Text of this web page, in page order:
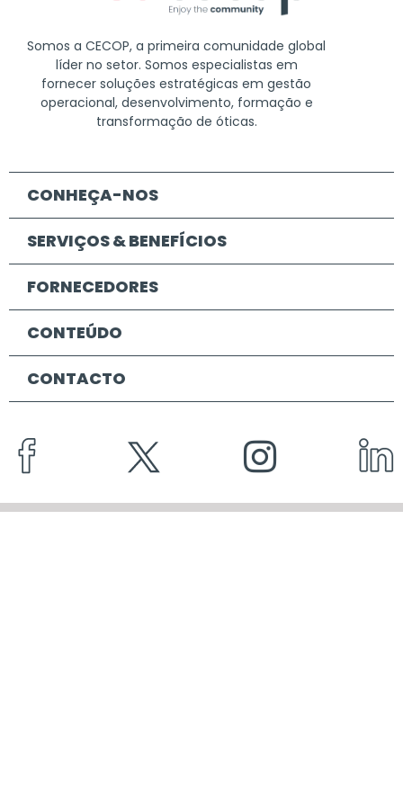
Somos a CECOP, a primeira comunidade global
líder no setor. Somos especialistas em
fornecer soluções estratégicas em gestão
operacional, desenvolvimento, formação e
transformação de óticas.
CONHEÇA-NOS
SERVIÇOS & BENEFÍCIOS
FORNECEDORES
CONTEÚDO
CONTACTO